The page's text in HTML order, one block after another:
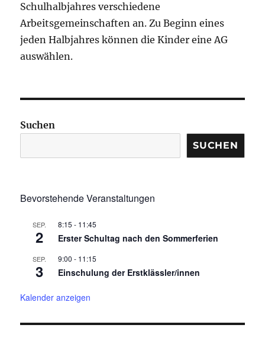
Schulhalbjahres verschiedene
Arbeitsgemeinschaften an. Zu Beginn eines
jeden Halbjahres können die Kinder eine AG
auswählen.
Suchen
SUCHEN
Bevorstehende Veranstaltungen
SEP.
2
8:15 - 11:45
Erster Schultag nach den Sommerferien
SEP.
3
9:00 - 11:15
Einschulung der Erstklässler/innen
Kalender anzeigen